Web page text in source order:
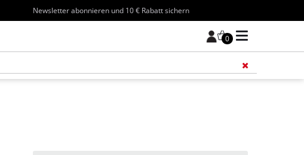
Newsletter abonnieren und 10 € Rabatt sichern
0